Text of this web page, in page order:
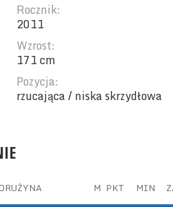
Rocznik:
2011
Wzrost:
171 cm
Pozycja:
rzucająca / niska skrzydłowa
M PKT MIN